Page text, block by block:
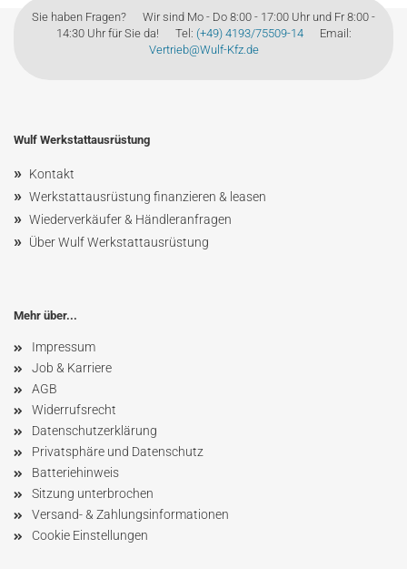
Sie haben Fragen? Wir sind Mo - Do 8:00 - 17:00 Uhr und Fr 8:00 -
14:30 Uhr für Sie da! Tel: (+49) 4193/75509-14Email:
Vertrieb@Wulf-Kfz.de
Wulf Werkstattausrüstung
» Kontakt
» Werkstattausrüstung finanzieren & leasen
» Wiederverkäufer & Händleranfragen
» Über Wulf Werkstattausrüstung
Mehr über...
Impressum
Job & Karriere
AGB
Widerrufsrecht
Datenschutzerklärung
Privatsphäre und Datenschutz
Batteriehinweis
Sitzung unterbrochen
Versand- & Zahlungsinformationen
Cookie Einstellungen